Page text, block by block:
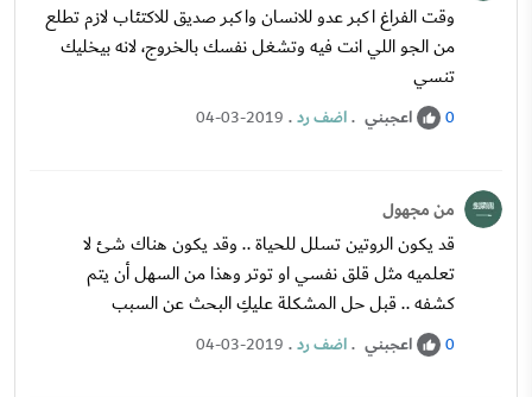
وقت الفراغ اكبر عدو للانسان واكبر صديق للاكتئاب لازم تطلع
من الجو اللي انت فيه وتشغل نفسك بالخروج، لانه بيخليك
تنسي
0 اعجبني .اضف رد.
04-03-2019
من مجهول
قد يكون الروتين تسلل للحياة .. وقد يكون هناك شئ لا
تعلميه مثل قلق نفسي او توتر وهذا من السهل أن يتم
كشفه .. قبل حل المشكلة عليكِ البحث عن السبب
0 اعجبني .اضف رد.
04-03-2019